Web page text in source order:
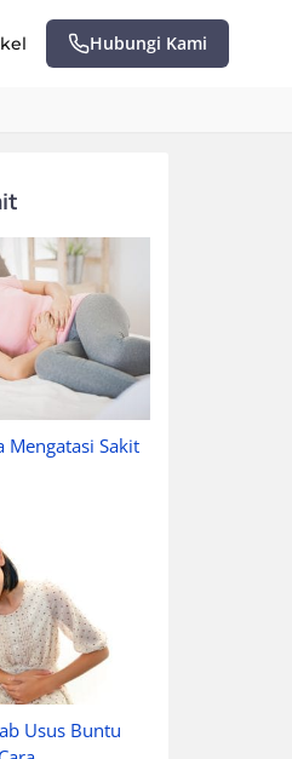
Hubungi Kami
Mengatasi Sakit
Usus Buntu